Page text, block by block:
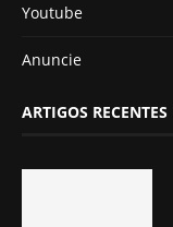
Youtube
Anuncie
ARTIGOS RECENTES